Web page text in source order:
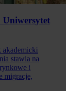
akademicki
stawia na
i
migracje,